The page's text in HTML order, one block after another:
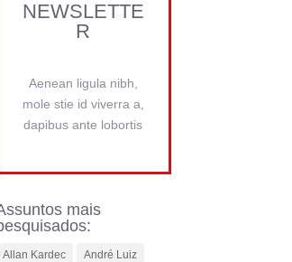
NEWSLETTE
R
Aenean ligula nibh,
mole stie id viverra a,
dapibus ante lobortis
mais
Allan Kardec André Luiz